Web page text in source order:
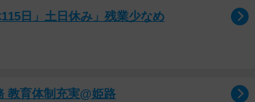
日」土日休み」残業少なめ
教育体制充実@姫路